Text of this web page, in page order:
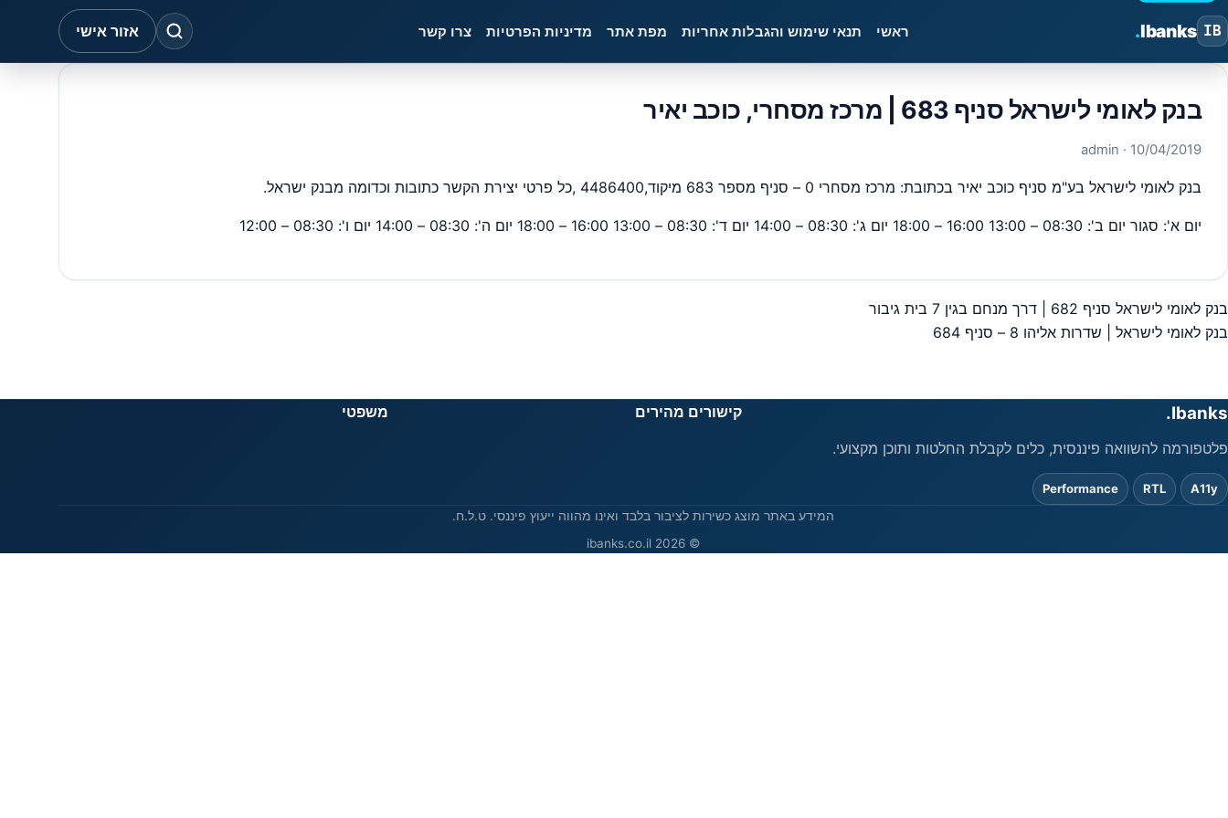
IB
Ibanks
. ראשי תנאי שימוש והגבלות אחריות מפת אתר מדיניות הפרטיות צרו קשר אזור אישי
בנק לאומי לישראל סניף 683 | מרכז מסחרי, כוכב יאיר
10/04/2019
· admin
בנק לאומי לישראל בע"מ סניף כוכב יאיר בכתובת: מרכז מסחרי 0 – סניף מספר 683 מיקוד,4486400 ,כל פרטי יצירת הקשר כתובות וכדומה מבנק ישראל.
יום א': סגור יום ב': 08:30 – 13:00 16:00 – 18:00 יום ג': 08:30 – 14:00 יום ד': 08:30 – 13:00 16:00 – 18:00 יום ה': 08:30 – 14:00 יום ו': 08:30 – 12:00
ניווט
בנק לאומי לישראל סניף 682 | דרך מנחם בגין 7 בית גיבור
בנק לאומי לישראל | שדרות אליהו 8 – סניף 684
Ibanks.
פלטפורמה להשוואה פיננסית, כלים לקבלת החלטות ותוכן מקצועי.
A11y
RTL
Performance
קישורים מהירים משפטי
המידע באתר מוצג כשירות לציבור בלבד ואינו מהווה ייעוץ פיננסי. ט.ל.ח.
© 2026 ibanks.co.il